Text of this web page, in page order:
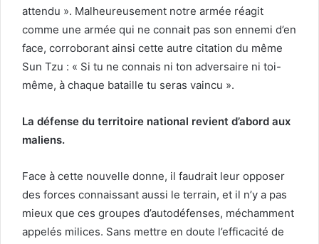
attendu ». Malheureusement notre armée réagit
comme une armée qui ne connait pas son ennemi d’en
face, corroborant ainsi cette autre citation du même
Sun Tzu : « Si tu ne connais ni ton adversaire ni toi-
même, à chaque bataille tu seras vaincu ».
La défense du territoire national revient d’abord aux
maliens.
Face à cette nouvelle donne, il faudrait leur opposer
des forces connaissant aussi le terrain, et il n’y a pas
mieux que ces groupes d’autodéfenses, méchamment
appelés milices. Sans mettre en doute l’efficacité de